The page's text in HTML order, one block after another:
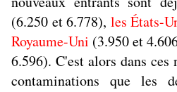
(6.250 et 6.778), les États-
Royaume-Uni (3.950 et
6.596). C'est alors dans ces
contaminations que les